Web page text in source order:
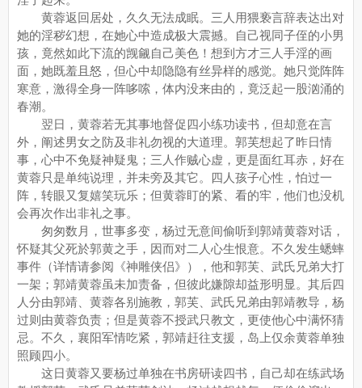
黄蓉返回居处，久久无法成眠。三人用猥亵言辞表达出对
她的淫秽幻想，在她心中造成极大震撼。自己视同子侄的小男
孩，竟然如此下流的觊觎自己美色！想到方才三人手淫的画
面，她既羞且怒，但心中却隐隐有丝异样的感觉。她只觉阵阵
寒意，激得全身一阵哆嗦，体内没来由的，竟泛起一股汹涌的
春潮。
翌日，黄蓉若无其事地督促四小练功读书，但却意在言
外，阐述男女之防及非礼勿视的大道理。郭芙想起了昨日情
事，心中不免疑神疑鬼；三人作贼心虚，更是面红耳赤，好在
黄蓉只是单纯说理，并未旁及其它。四人孩子心性，怕过一
阵，转眼又复嬉笑玩乐；但黄蓉盯的紧、看的牢，他们也没机
会再次作出非礼之事。
匆匆数月，世事多变，杨过无意间偷听到郭靖黄蓉对话，
怀疑其父死於郭黄之手，因而对二人心生恨意。不久发生蟋蟀
事件（详情请参阅《神雕侠侣》），他和郭芙、武氏兄弟大打
一架；郭靖黄蓉虽未加责备，但彼此嫌隙却益形明显。其后四
人分由郭靖、黄蓉各别施教，郭芙、武氏兄弟由郭靖教导，杨
过则由黄蓉负责；但是黄蓉不授武只教文，更使他心中满怀猜
忌。不久，襄阳军情吃紧，郭靖赶往支援，岛上仅余黄蓉单独
照顾四小。
这日黄蓉又要杨过单独在书房研读四书，自己却在练武场